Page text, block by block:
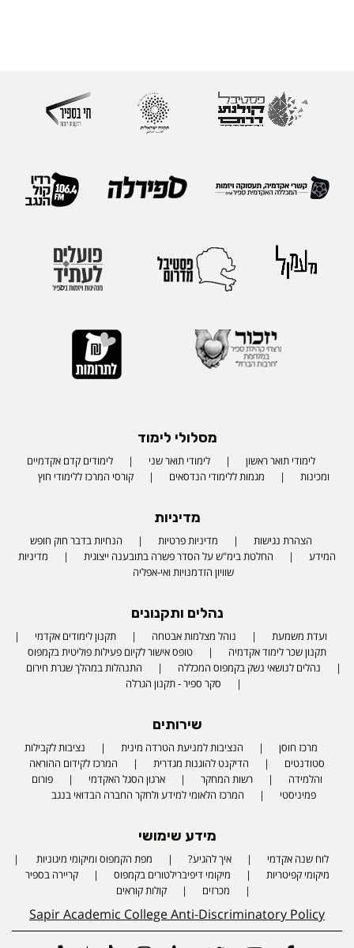
מסלולי לימוד
לימודי תואר ראשון לימודי תואר שני
לימודים קדם אקדמיים
ומכינות
מגמות ללימודי הנדסאים קורסי המרכז ללימודי חוץ
מדיניות
הצהרת נגישות מדיניות פרטיות
הנחיות בדבר חוק חופש
המידע
החלטת בימ"ש על הסדר פשרה בתובענה ייצוגית
מדיניות
שוויון הזדמנויות ואי-אפליה
נהלים ותקנונים
ועדת משמעת נוהל מצלמות אבטחה
תקנון לימודים אקדמי
תקנון שכר לימוד אקדמיה
טופס אישור לקיום פעילות פוליטית בקמפוס
נהלים לנושאי נשק בקמפוס המכללה
התנהלות במהלך שגרת חירום
סקר ספיר - תקנון הגרלה
שירותים
מרכז חוסן הנציבות למניעת הטרדה מינית
נציבות לקבילות
סטודנטים
הדיקנט להוגנות מגדרית
המרכז לקידום ההוראה
והלמידה
רשות המחקר ארגון הסגל האקדמי
פורום
פמיניסטי
המרכז הלאומי למידע ולחקר החברה הבדואי בנגב
מידע שימושי
לוח שנה אקדמי איך להגיע?
מפת הקמפוס ומיקומי מיגוניות
מיקומי קפיטריות
מיקומי דיפיברילטורים בקמפוס
קריירה בספיר
מכרזים
קולות קוראים
Sapir Academic College Anti-Discriminatory Policy
Phone number